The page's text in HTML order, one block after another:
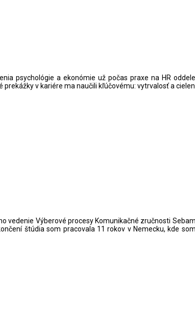
psychológie a ekonómie už počas praxe na HR
v kariére ma naučili kľúčovému: vytrvalosť a
vedenie Výberové procesy Komunikačné zručnosti
štúdia som pracovala 11 rokov v Nemecku, kde